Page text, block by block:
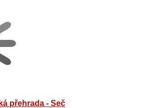
přehrada - Seč